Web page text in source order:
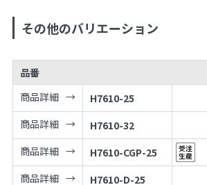
その他のバリエーション
品番
商品詳細
H7610-25
商品詳細
H7610-32
商品詳細
H7610-CGP-25
商品詳細
H7610-D-25